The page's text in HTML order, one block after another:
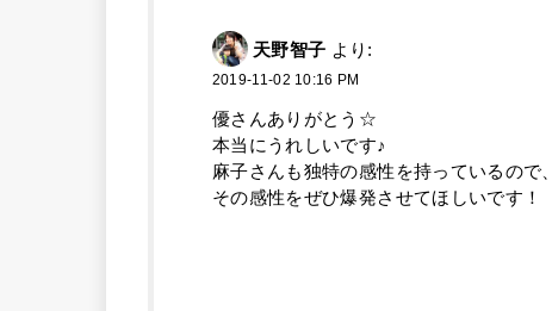
天野智子 より:
2019-11-02 10:16 PM
優さんありがとう☆
本当にうれしいです♪
麻子さんも独特の感性を持っているので、
その感性をぜひ爆発させてほしいです！